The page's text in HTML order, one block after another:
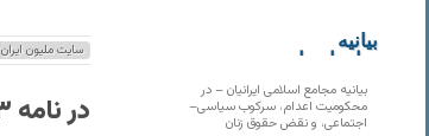
سایت ملیون ایران
در نامه ۱۶۳ استاد اقتصاد مطرح شد
بیانیه
سازمان‌های
بیانیه مجامع اسلامی ایرانیان – در
محکومیت اعدام، سرکوب سیاسی–
اجتماعی، و نقض حقوق زنان